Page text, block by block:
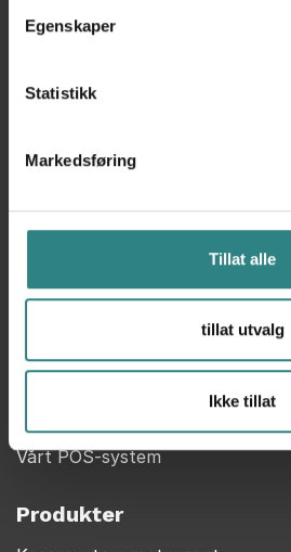
Egenskaper
Statistikk
Markedsføring
Tillat alle
tillat utvalg
Ikke tillat
Kontakt
Help Center
Om oss
MyTrivec
Vårt POS-system
Produkter